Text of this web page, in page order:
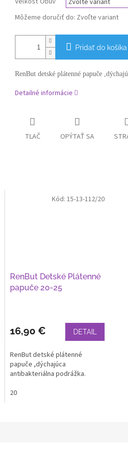
Môžeme doručiť do: Zvoľte variant
Pridať do košíka
RenBut detské plátenné papuče
Detailné informácie
TLAČ OPÝTAŤ SA
RenBut Detské Plátenné
papuče 20-25
16,90 € DETAIL
RenBut detské plátenné
papuče ,dýchajúca
antibakteriálna podrážka.
20
Kód:15-13-112/20